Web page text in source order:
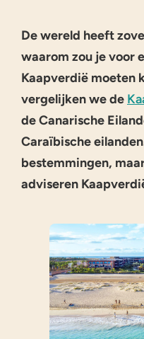
De wereld heeft
waarom zou je voor
Kaapverdië moeten
vergelijken we de
de Canarische
Caraïbische
bestemmingen,
adviseren